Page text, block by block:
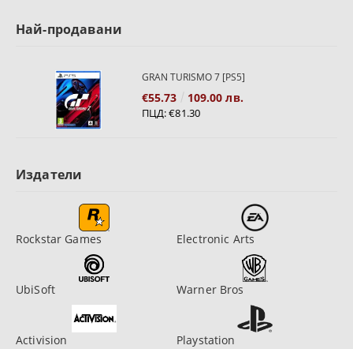
Най-продавани
GRAN TURISMO 7 [PS5]
€55.73 109.00 лв.
ПЦД:€81.30
Издатели
Rockstar Games Electronic Arts
UbiSoft Warner Bros
Activision Playstation